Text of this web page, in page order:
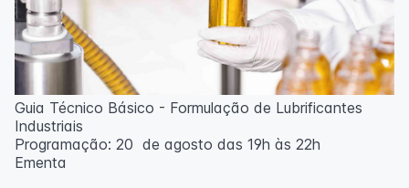
Guia Técnico Básico - Formulação de Lubrificantes
Industriais
Programação: 20 de agosto das 19h às 22h
Ementa